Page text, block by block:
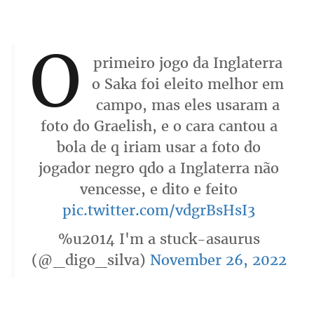
O
primeiro jogo da Inglaterra
o Saka foi eleito melhor em
campo, mas eles usaram a
foto do Graelish, e o cara cantou a
bola de q iriam usar a foto do
jogador negro qdo a Inglaterra não
vencesse, e dito e feito
pic.twitter.com/vdgrBsHsI3
%u2014 I'm a stuck-asaurus
(@_digo_silva) November 26, 2022